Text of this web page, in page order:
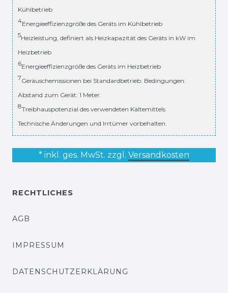
Kühlbetrieb
4Energieeffizienzgröße des Geräts im Kühlbetrieb
5Heizleistung, definiert als Heizkapazität des Geräts in kW im
Heizbetrieb
6Energieeffizienzgröße des Geräts im Heizbetrieb
7Geräuschemissionen bei Standardbetrieb. Bedingungen:
Abstand zum Gerät: 1 Meter.
8Treibhauspotenzial des verwendeten Kältemittels
Technische Änderungen und Irrtümer vorbehalten.
* inkl. ges. MwSt. zzgl. Versandkosten
RECHTLICHES
AGB
IMPRESSUM
DATENSCHUTZERKLÄRUNG